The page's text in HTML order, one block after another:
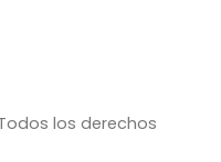
los derechos